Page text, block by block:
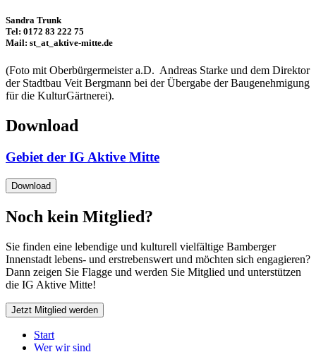
Sandra Trunk
Tel: 0172 83 222 75
Mail: st_at_ aktive-mitte.de
(Foto mit Oberbürgermeister a.D. Andreas Starke und dem Direktor
der Stadtbau Veit Bergmann bei der Übergabe der Baugenehmigung
für die KulturGärtnerei).
Download
Gebiet der IG Aktive Mitte
Download
Noch kein Mitglied?
Sie finden eine lebendige und kulturell vielfältige Bamberger
Innenstadt lebens- und erstrebenswert und möchten sich engagieren?
Dann zeigen Sie Flagge und werden Sie Mitglied und unterstützen
die IG Aktive Mitte!
Jetzt Mitglied werden
Start
Wer wir sind